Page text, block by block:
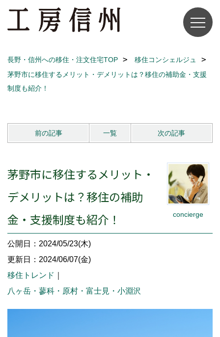
長野・信州への移住・注文住宅TOP
移住コンシェルジュ
茅野市に移住するメリット・デメリットは？移住の補助金・支援
制度も紹介！
前の記事 一覧 次の記事
concierge
茅野市に移住するメリット・
デメリットは？移住の補助
金・支援制度も紹介！
公開日：2024/05/23(木)
更新日：2024/06/07(金)
移住トレンド
八ヶ岳・蓼科・原村・富士見・小淵沢